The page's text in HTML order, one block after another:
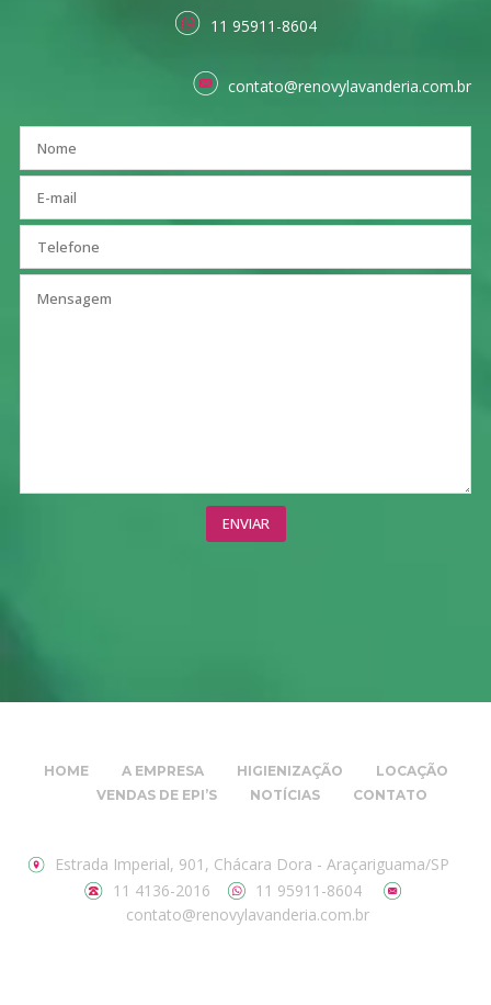
11 95911-8604
contato@renovylavanderia.com.br
HOME A EMPRESA HIGIENIZAÇÃO
LOCAÇÃO
VENDAS DE EPI’S
NOTÍCIAS CONTATO
Estrada Imperial, 901, Chácara Dora - Araçariguama/SP
11 4136-2016
11 95911-8604
contato@renovylavanderia.com.br